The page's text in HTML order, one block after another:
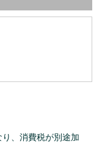
、消費税が別途加